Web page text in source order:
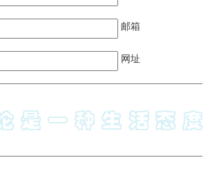
邮箱
网址